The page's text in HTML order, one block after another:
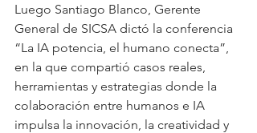
Luego Santiago Blanco, Gerente
General de SICSA dictó la conferencia
“La IA potencia, el humano conecta”,
en la que compartió casos reales,
herramientas y estrategias donde la
colaboración entre humanos e IA
impulsa la innovación, la creatividad y